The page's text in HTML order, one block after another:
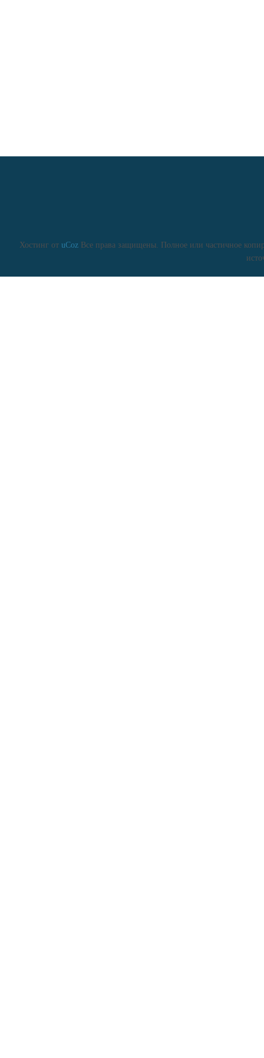
Хостинг от uCozВсе права защищены. Полное или частичное